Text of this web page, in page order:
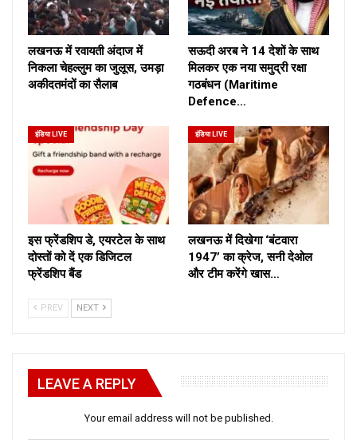
लखनऊ में रवायती अंदाज में
निकला चेहल्लुम का जुलूस, उमड़ा
अकीदतमंदों का सैलाब
सऊदी अरब ने 14 देशों के साथ
मिलकर एक नया समुद्री रक्षा
गठबंधन (Maritime
Defence…
इंडिया LIVE
इस फ्रेंडशिप डे, एयरटेल के साथ
दोस्तों को दें एक डिजिटल
फ्रेंडशिप बैंड
इंडिया LIVE
लखनऊ में दिखेगा ‘बंटवारा
1947’ का क्रेज, सनी देओल
और टीम करेंगे खास…
PREV NEXT
LEAVE A REPLY
Your email address will not be published.